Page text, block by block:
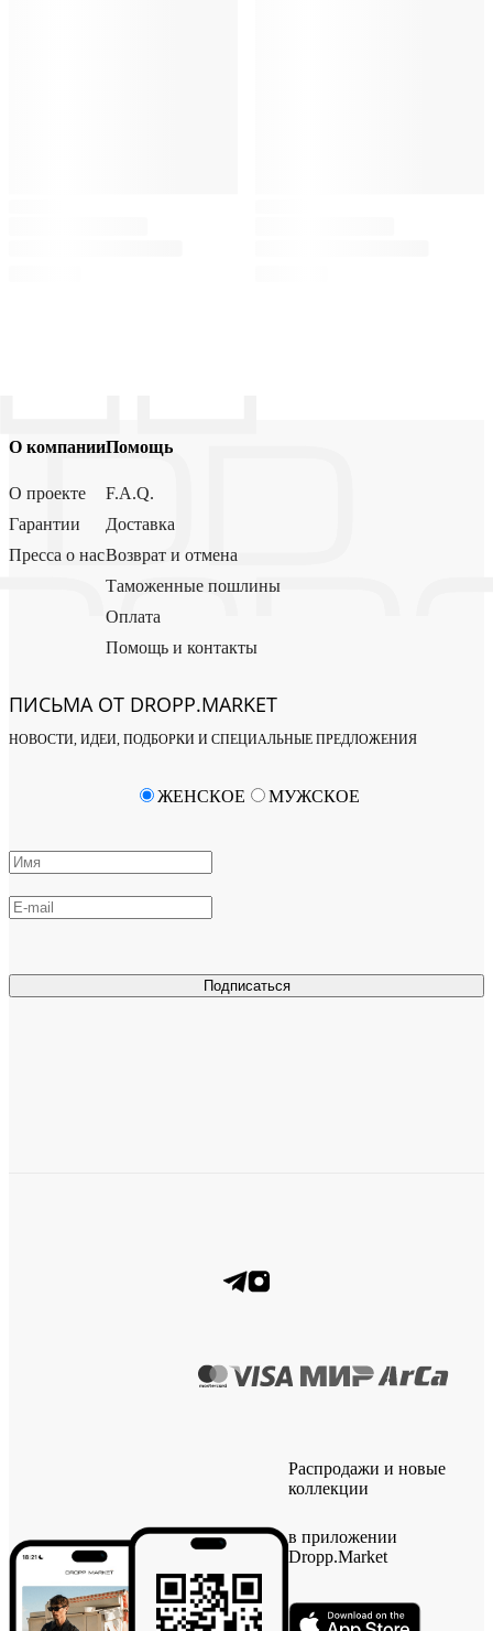
О компании
О проекте
Гарантии
Пресса о нас
Помощь
F.A.Q.
Доставка
Возврат и отмена
Таможенные пошлины
Оплата
Помощь и контакты
ПИСЬМА ОТ DROPP.MARKET
НОВОСТИ, ИДЕИ, ПОДБОРКИ И СПЕЦИАЛЬНЫЕ ПРЕДЛОЖЕНИЯ
Подписаться
ЖЕНСКОЕ МУЖСКОЕ
Распродажи и новые
коллекции
в приложении
Dropp.Market